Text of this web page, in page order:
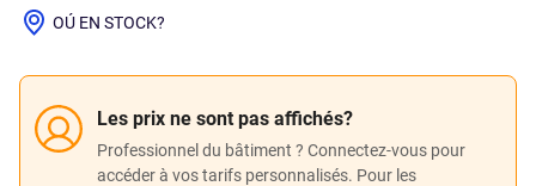
Les prix ne sont pas affichés?
Professionnel du bâtiment ? Connectez-vous pour
accéder à vos tarifs personnalisés. Pour les
OÚ EN STOCK?